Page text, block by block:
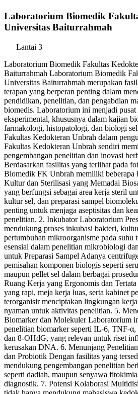
Laboratorium Biomedik
Universitas Baiturrahmah
Lantai 3
Laboratorium Biomedik Fakultas
Baiturrahmah Laboratorium Biomedik
Universitas Baiturrahmah merupakan
terapan yang berperan penting dalam
pendidikan, penelitian, dan pengabdian
biomedis. Laboratorium ini menjadi pusat
eksperimental, khususnya dalam kajian
farmakologi, histopatologi, dan biologi
Fakultas Kedokteran Unbrah dalam
Fakultas Kedokteran Unbrah sendiri
pengembangan penelitian dan inovasi
Berdasarkan fasilitas yang terlihat pada
Biomedik FK Unbrah memiliki beberapa
Kultur dan Sterilisasi yang Memadai
yang berfungsi sebagai area kerja steril
kultur sel, dan preparasi sampel
penting untuk menjaga aseptisitas dan
penelitian. 2. Inkubator Laboratorium
mendukung proses inkubasi bakteri,
pertumbuhan mikroorganisme pada suhu
esensial dalam penelitian mikrobiologi
untuk Preparasi Sampel Adanya
pemisahan komponen biologis seperti
maupun pellet sel dalam berbagai
Ruang Kerja yang Ergonomis dan
yang rapi, meja kerja luas, serta kabinet
terorganisir menciptakan lingkungan
nyaman untuk aktivitas penelitian. 5.
Biomarker dan Molekuler Laboratorium
penelitian biomarker seperti IL-6, TNF-
dan 8-OHdG, yang relevan untuk riset
kerusakan DNA. 6. Menunjang
dan Probiotik Dengan fasilitas yang
mendukung pengembangan penelitian
seperti dadiah, maupun senyawa
diagnostik. 7. Potensi Kolaborasi